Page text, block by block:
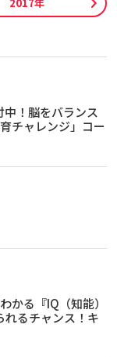
！脳をバランス
チャレンジ」コー
かる『IQ（知能）
るチャンス！キ